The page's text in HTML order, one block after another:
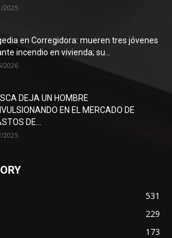
2025
en Corregidora: mueren tres jóvenes
incendio en vivienda; su...
2026
DEJA UN HOMBRE
EN EL MERCADO DE
DE...
2025
531
229
173